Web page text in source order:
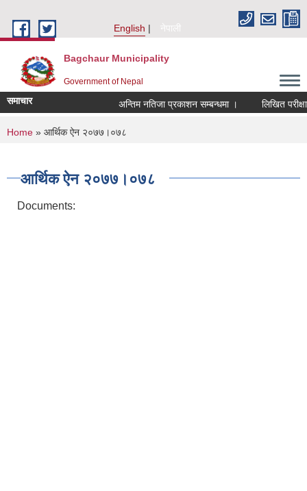
English
नेपाली
Bagchaur Municipality
Government of Nepal
समाचार अन्तिम नतिजा प्रकाशन सम्बन्धमा । लिखित
You are here
Home » आर्थिक ऐन २०७७।०७८
आर्थिक ऐन २०७७।०७८
Documents: